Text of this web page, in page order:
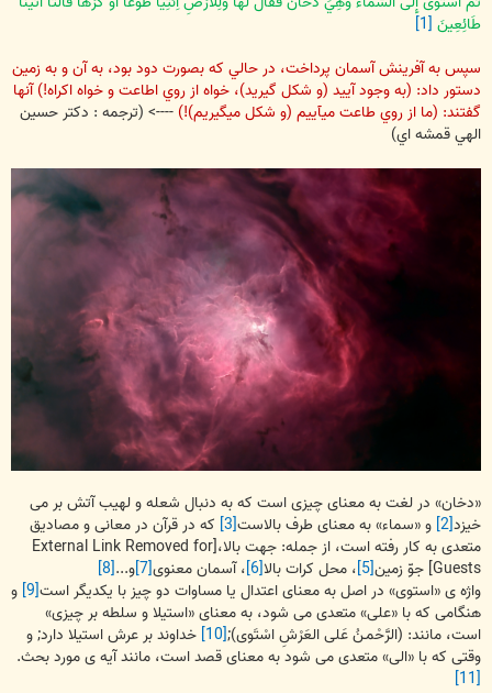
طَائِعِينَ [1]
سپس به آفرينش آسمان پرداخت، در حالي که بصورت دود بود، به آن و به زمين
دستور داد: (به وجود آييد (و شکل گيريد)، خواه از روي اطاعت و خواه اکراه!) آنها
گفتند: (ما از روي طاعت ميآييم (و شکل ميگيريم)!) ----> (ترجمه : دکتر حسين
الهي قمشه اي)
«دخان» در لغت به معنای چیزی است كه به دنبال شعله و لهیب آتش بر می
خیزد[2] و «سماء» به معنای طرف بالاست[3]
كه در قرآن در معانی و مصادیق
متعدی به كار رفته است، از جمله: جهت بالا، [External Link Removed for
Guests] جوّ زمین[5] ، محل كرات بالا[6] ، آسمان معنوی[7] و...[8]
واژه ی «استوی» در اصل به معنای اعتدال یا مساوات دو چیز با یكدیگر است[9]
و
هنگامی كه با «علی» متعدی می شود، به معنای «استیلا و سلطه بر چیزی»
است، مانند: (الرَّحْمـنُ عَلی العَرْشِ اسْتَوی);[10]
خداوند بر عرش استیلا دارد; و
وقتی كه با «الی» متعدی می شود به معنای قصد است، مانند آیه ی مورد بحث.
[11]